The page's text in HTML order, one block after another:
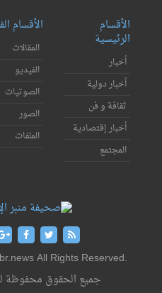
الأقسام
الرئيسية
أخبار
أخبار دولية
ثقافة و فن
أخبار إقتصادية
المجتمع
الأقسام
المقالات
الفيديو
الصوتيات
الصور
الملفات
All Rights Reserved.
جميع الحقوق محفوظة لـ